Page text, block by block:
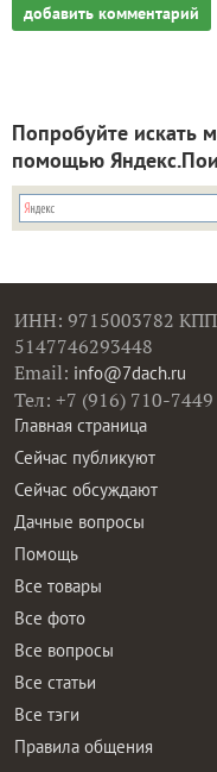
добавить комментарий
Попробуйте искать
помощью
ИНН: 9715003782
5147746293448
Email: info@7dach.ru
Тел: +7 (916) 710-
Главная страница
Сейчас публикуют
Сейчас обсуждают
Дачные вопросы
Помощь
Все товары
Все фото
Все вопросы
Все статьи
Все тэги
Правила общения